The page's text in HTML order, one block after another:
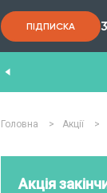
ПІДПИСКА
Головна > Акції >
Акція